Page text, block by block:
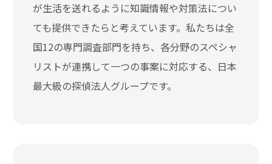
が生活を送れるように知識情報や対策法につい
ても提供できたらと考えています。私たちは全
国12の専門調査部門を持ち、各分野のスペシャ
リストが連携して一つの事案に対応する、日本
最大級の探偵法人グループです。